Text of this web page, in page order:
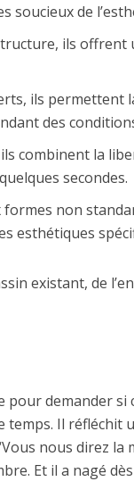
soucieux de
ils
ils permettent
des
combinent la
secondes.
non
esthétiques
existant, de
demander
Il réfléchit
nous direz la
Et il a nagé